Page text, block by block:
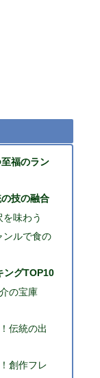
福のラン
技の融合
味わう
ンルで食の
ングTOP10
の宝庫
伝統の出
創作フレ